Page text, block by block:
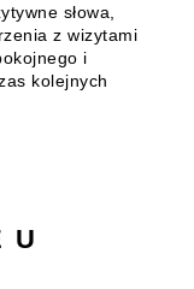
słowa,
z wizytami
i
kolejnych
U